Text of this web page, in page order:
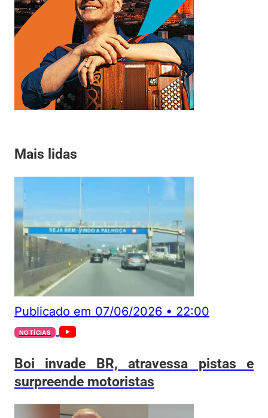
Mais lidas
Publicado em 07/06/2026 • 22:00
NOTÍCIAS
Boi invade BR, atravessa pistas e
surpreende motoristas